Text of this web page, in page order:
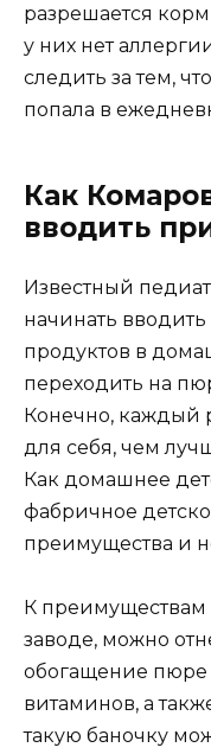
разрешается
у них нет
следить за тем,
попала в
Как
вводить
Известный
начинать
продуктов в
переходить на
Конечно, каждый
для себя, чем
Как домашнее
фабричное
преимущества и
К преимуществам
заводе, можно
обогащение
витаминов, а
такую ​​баночку